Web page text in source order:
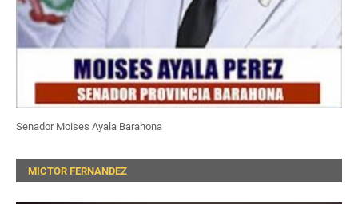
Senador Moises Ayala Barahona
MICTOR FERNANDEZ